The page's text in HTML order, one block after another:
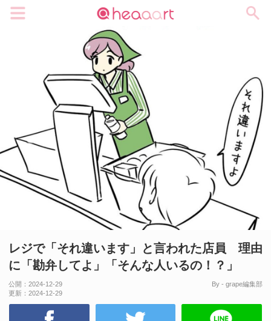
レジで「それ違います」と言われた店員 理由
に「勘弁してよ」「そんな人いるの！？」
公開： 2024-12-29
更新： 2024-12-29
By - grape編集部